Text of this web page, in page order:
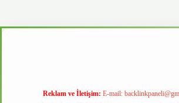
Reklam ve İletişim: E-mail: